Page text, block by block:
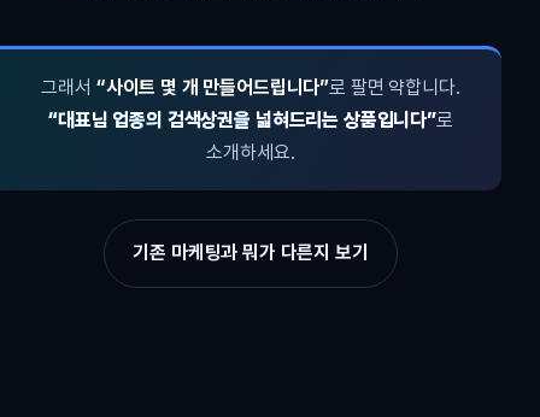
그래서 “사이트 몇 개 만들어드립니다”로 팔면 약합니다.
“대표님 업종의 검색상권을 넓혀드리는 상품입니다”로
소개하세요.
기존 마케팅과 뭐가 다른지 보기